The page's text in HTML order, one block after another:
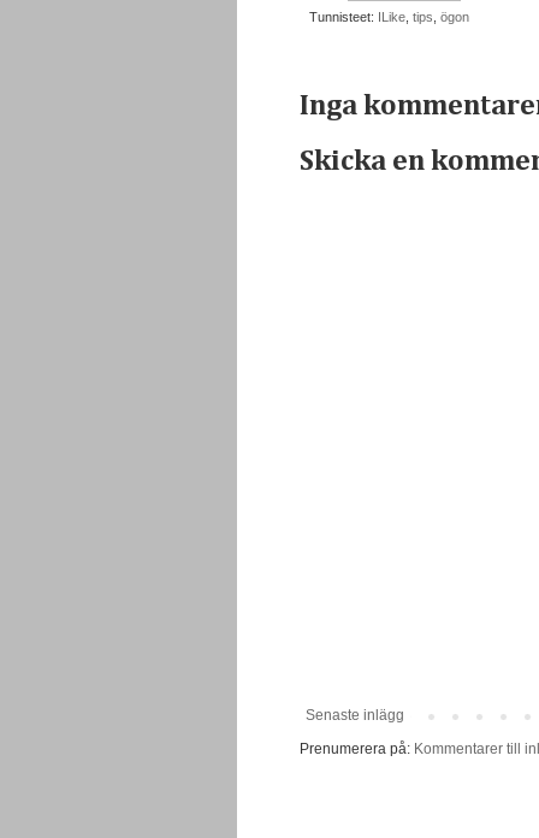
Tunnisteet: ILike tips ögon
Inga
Skicka en
Senaste inlägg
Prenumerera på: Kommentarer till